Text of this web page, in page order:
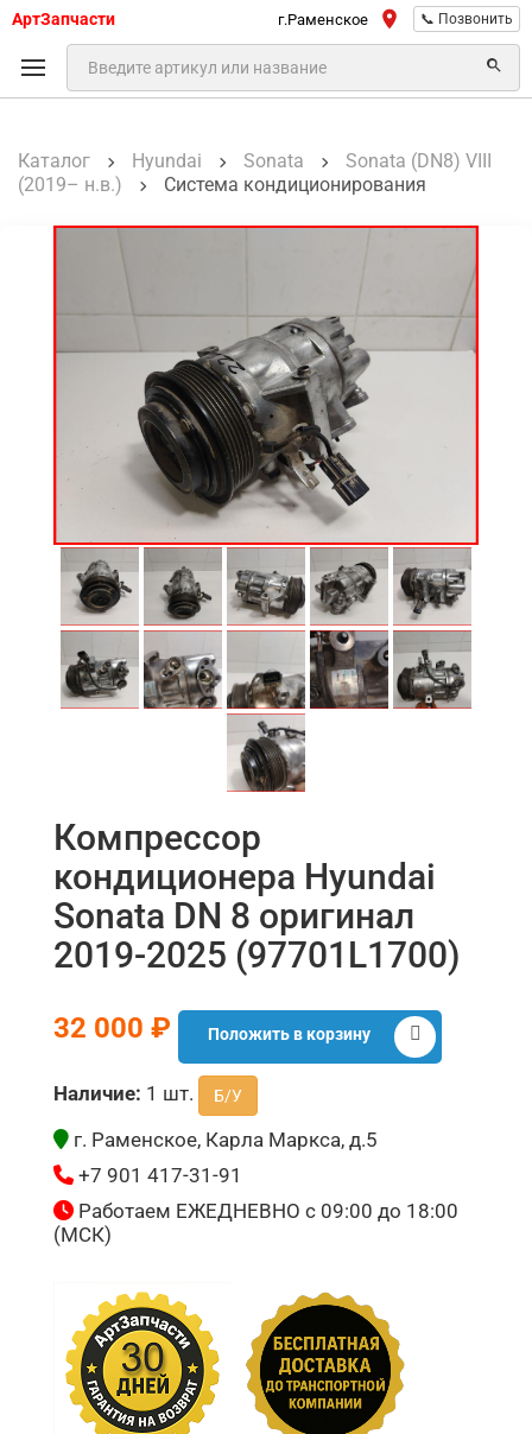
АртЗапчасти г.Раменское 📞 Позвонить
Каталог Hyundai Sonata
Sonata (DN8) VIII
(2019– н.в.)
Система кондиционирования
Компрессор
кондиционера Hyundai
Sonata DN 8 оригинал
2019-2025 (97701L1700)
32 000 ₽ Положить в корзину
Наличие: 1 шт. Б/У
г. Раменское, Карла Маркса, д.5
+7 901 417-31-91
Работаем ЕЖЕДНЕВНО с 09:00 до 18:00
(МСК)